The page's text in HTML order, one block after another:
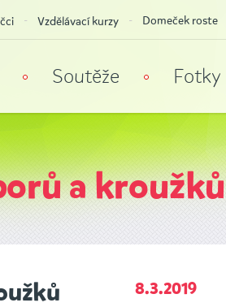
Soutěže Fotky
Vzdělávací kurzy Domeček roste
a kroužků
8.3.2019